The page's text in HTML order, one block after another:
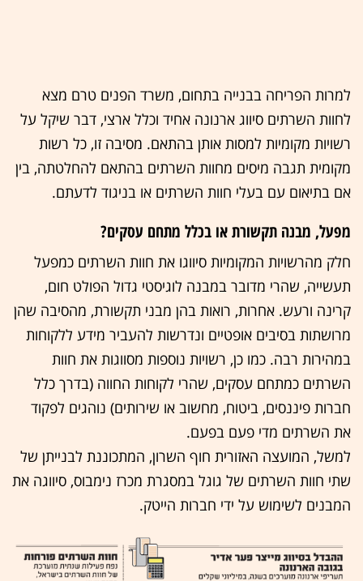
למרות הפריחה בבנייה בתחום, משרד הפנים טרם מצא
לחוות השרתים סיווג ארנונה אחיד וכלל ארצי, דבר שיקל על
רשויות מקומיות למסות אותן בהתאם. מסיבה זו, כל רשות
מקומית תגבה מיסים מחוות השרתים בהתאם להחלטתה, בין
אם בתיאום עם בעלי חוות השרתים או בניגוד לדעתם.
מפעל, מבנה תקשורת או בכלל מתחם עסקים?
חלק מהרשויות המקומיות סיווגו את חוות השרתים כמפעל
תעשייה, שהרי מדובר במבנה לוגיסטי גדול הפולט חום,
קרינה ורעש. אחרות, רואות בהן מבני תקשורת, מהסיבה שהן
מרושתות בסיבים אופטיים ונדרשות להעביר מידע ללקוחות
במהירות רבה. כמו כן, רשויות נוספות מסווגות את חוות
השרתים כמתחם עסקים, שהרי לקוחות החווה (בדרך כלל
חברות פיננסים, ביטוח, מחשוב או שירותים) נוהגים לפקוד
את השרתים מדי פעם בפעם.
למשל, המועצה האזורית חוף השרון, המתכוננת לבנייתן של
שתי חוות השרתים של גוגל במסגרת מכרז נימבוס, סיווגה את
המבנים לשימוש על ידי חברות הייטק.